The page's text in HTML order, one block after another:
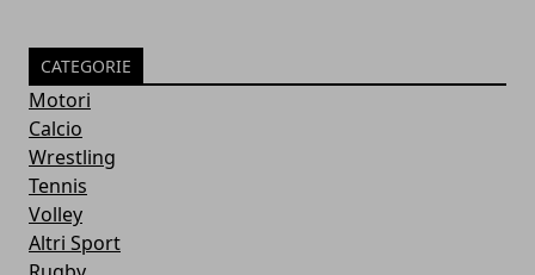
CATEGORIE
Motori
Calcio
Wrestling
Tennis
Volley
Altri Sport